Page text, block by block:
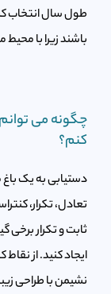
طول سال انتخاب
باشند زیرا با
چگونه می
کنم؟
دستیابی به یک
تعادل، تکرار،
ثابت و تکرار
ایجاد کنید. از
نشیمن با طراحی